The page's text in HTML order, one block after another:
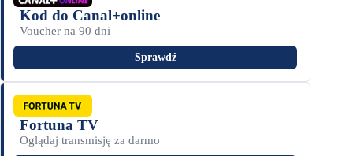
Kod do Canal+online
Voucher na 90 dni
Sprawdź
Fortuna TV
Oglądaj transmisję za darmo